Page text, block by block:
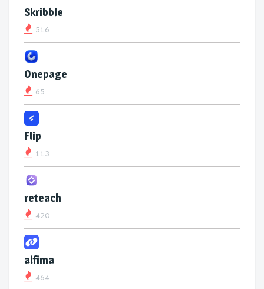
Skribble
516
Onepage
65
Flip
113
reteach
420
alfima
464